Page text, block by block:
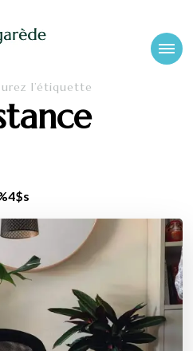
clinicien et psychothérapeute
l’étiquette